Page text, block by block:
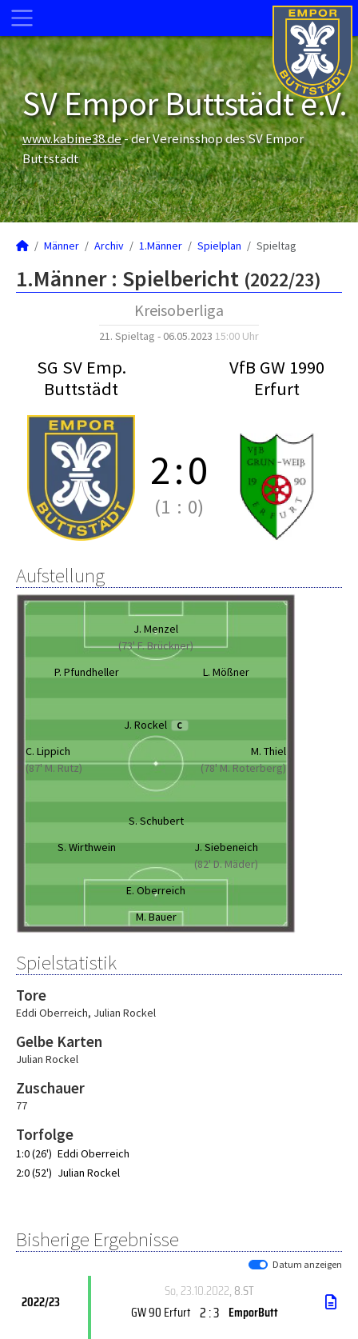
SV Empor Buttstädt e.V.
www.kabine38.de- der Vereinsshop des SV Empor
Buttstädt
Männer Archiv 1.Männer Spielplan Spieltag
1.Männer : Spielbericht (2022/23)
Kreisoberliga
21. Spieltag - 06.05.2023 15:00 Uhr
SG SV Emp.
Buttstädt
VfB GW 1990
Erfurt
2:0
(1 : 0)
Aufstellung
J. Menzel
(73' F. Brückner)
P. Pfundheller
L. Mößner
J. Rockel C
C. Lippich
(87' M. Rutz)
M. Thiel
(78' M. Roterberg)
S. Schubert
S. Wirthwein
J. Siebeneich
(82' D. Mäder)
E. Oberreich
M. Bauer
Spielstatistik
Tore
Eddi Oberreich, Julian Rockel
Gelbe Karten
Julian Rockel
Zuschauer
77
Torfolge
1:0 (26') Eddi Oberreich
2:0 (52') Julian Rockel
Bisherige Ergebnisse
Datum anzeigen
2022/23
So, 23.10.2022, 8.ST
GW 90 Erfurt 2 : 3 EmporButt